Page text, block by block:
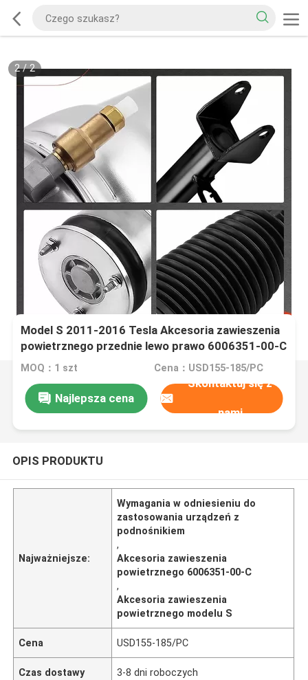
2/2
Model S 2011-2016 Tesla Akcesoria zawieszenia
powietrznego przednie lewo prawo 6006351-00-C
MOQ：1 szt Cena：USD155-185/PC
Najlepsza cena
Skontaktuj się z
nami
OPIS PRODUKTU
Najważniejsze:
Wymagania w odniesieniu do
zastosowania urządzeń z
podnośnikiem
,
Akcesoria zawieszenia
powietrznego 6006351-00-C
,
Akcesoria zawieszenia
powietrznego modelu S
Cena USD155-185/PC
Czas dostawy 3-8 dni roboczych